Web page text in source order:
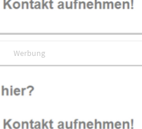
Werbung